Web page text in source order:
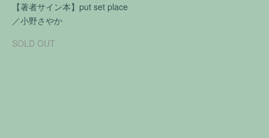
【著者サイン本】put set place
／小野さやか
SOLD OUT